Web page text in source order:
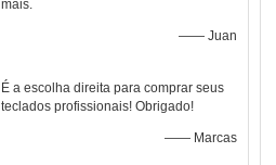
mais.
—— Juan
É a escolha direita para comprar seus
teclados profissionais! Obrigado!
—— Marcas